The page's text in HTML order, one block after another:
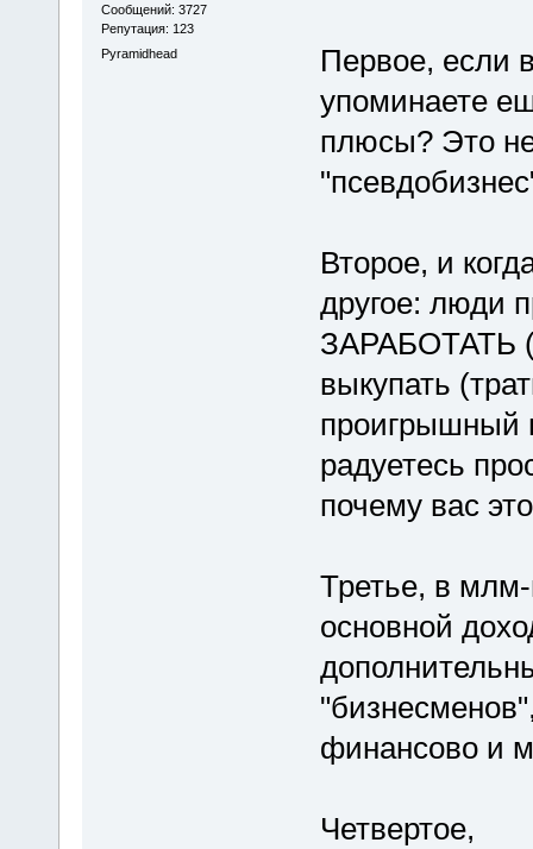
Сообщений: 3727
Репутация: 123
Pyramidhead
Первое, если
упоминаете
плюсы? Это
Второе, и
другое: люди
ЗАРАБОТАТЬ
выкупать
проигрышный
радуетесь
почему вас
Третье, в
основной
финансово и
Четвертое,